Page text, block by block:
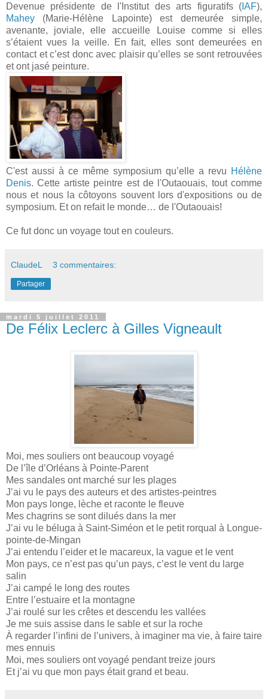
Devenue présidente de l'Institut des arts figuratifs ( IAF),
Mahey (Marie-Hélène Lapointe) est demeurée simple,
avenante, joviale, elle accueille Louise comme si elles
s’étaient vues la veille. En fait, elles sont demeurées en
contact et c’est donc avec plaisir qu’elles se sont retrouvées
et ont jasé peinture.
C'est aussi à ce même symposium qu’elle a revu Hélène
Denis. Cette artiste peintre est de l'Outaouais, tout comme
nous et nous la côtoyons souvent lors d'expositions ou de
symposium. Et on refait le monde… de l'Outaouais!
Ce fut donc un voyage tout en couleurs.
ClaudeL 3 commentaires:
Partager
mardi 5 juillet 2011
De Félix Leclerc à Gilles Vigneault
Moi, mes souliers ont beaucoup voyagé
De l’île d’Orléans à Pointe-Parent
Mes sandales ont marché sur les plages
J’ai vu le pays des auteurs et des artistes-peintres
Mon pays longe, lèche et raconte le fleuve
Mes chagrins se sont dilués dans la mer
J’ai vu le béluga à Saint-Siméon et le petit rorqual à Longue-
pointe-de-Mingan
J’ai entendu l’eider et le macareux, la vague et le vent
Mon pays, ce n’est pas qu’un pays, c’est le vent du large
salin
J’ai campé le long des routes
Entre l’estuaire et la montagne
J’ai roulé sur les crêtes et descendu les vallées
Je me suis assise dans le sable et sur la roche
À regarder l’infini de l’univers, à imaginer ma vie, à faire taire
mes ennuis
Moi, mes souliers ont voyagé pendant treize jours
Et j’ai vu que mon pays était grand et beau.